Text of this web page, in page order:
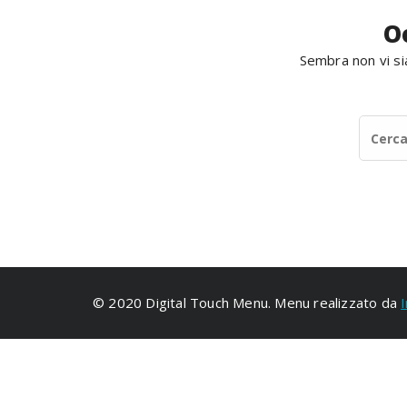
Sembra non vi
© 2020 Digital Touch Menu. Menu realizzato da